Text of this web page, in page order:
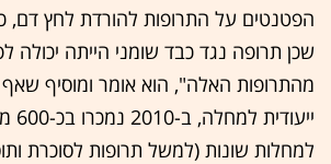
הפטנטים על התרופות להורדת לחץ דם,
שכן תרופה נגד כבד שומני הייתה יכולה
מהתרופות האלה", הוא אומר ומוסיף שאף
למחלות שונות (למשל תרופות לסוכרת